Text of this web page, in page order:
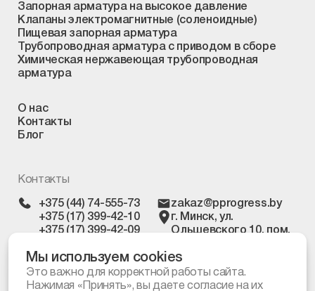
Мы используем cookies
Это важно для корректной работы сайта.
Нажимая «Принять», вы даете согласие на их
Запорная арматура на высокое давление
Клапаны электромагнитные (соленоидные)
Пищевая запорная арматура
Трубопроводная арматура с приводом в сборе
Химическая нержавеющая трубопроводная
арматура
О нас
Контакты
Блог
Контакты
+375 (44) 74-555-73
+375 (17) 399-42-10
+375 (17) 399-42-09
zakaz@pprogress.by
г. Минск, ул.
Ольшевского 10, пом.